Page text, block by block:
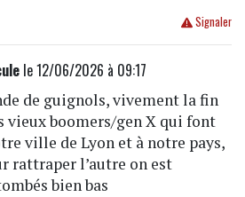
Signaler
le 12/06/2026 à 09:17
de guignols, vivement la fin
vieux boomers/gen X qui font
ville de Lyon et à notre pays,
rattraper l’autre on est
bien bas